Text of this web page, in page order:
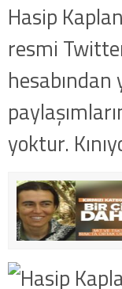
Hasip
resmi
hesabından
yoktur.